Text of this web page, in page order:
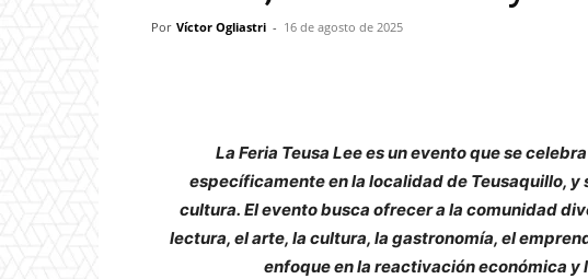
Por Víctor Ogliastri - 16 de agosto de 2025
La Feria Teusa Lee es un evento que se
específicamente en la localidad de Teusaquillo, y
cultura. El evento busca ofrecer a la comunidad
lectura, el arte, la cultura, la gastronomía, el
enfoque en la reactivación económica